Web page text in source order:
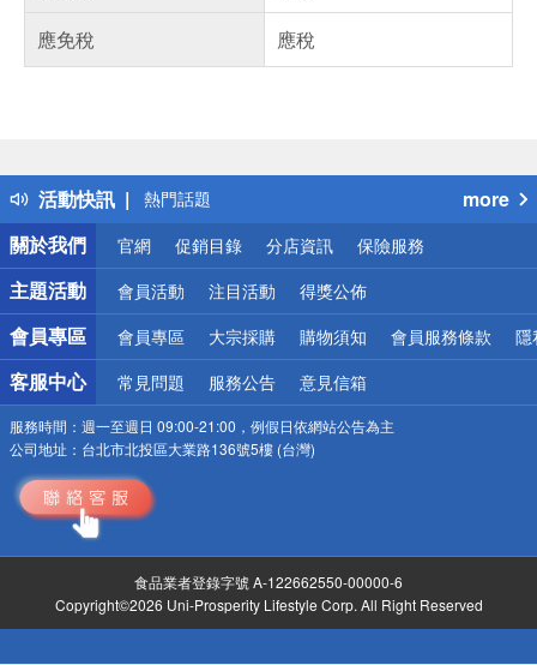
應免稅
應稅
活動快訊
得獎公告
熱門話題
銀行優惠
偏遠地區配送
詐騙網頁！請小心！
more
關於我們
官網 促銷目錄 分店資訊 保險服務
主題活動 會員活動 注目活動 得獎公佈
會員專區 會員專區 大宗採購 購物須知 會員服務條款 隱
客服中心 常見問題 服務公告 意見信箱
服務時間： 週一至週日 09:00-21:00，例假日依網站公告為主
公司地址： 台北市北投區大業路136號5樓 (台灣)
食品業者登錄字號 A-122662550-00000-6
Copyright©2026 Uni-Prosperity Lifestyle Corp. All Right Reserved